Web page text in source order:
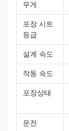
무게
포장 시트
등급
설계 속도
작동 속도
포장상태
운전